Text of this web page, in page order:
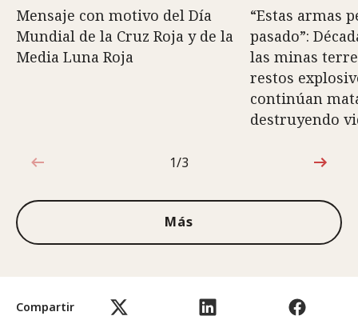
Compartir
Mensaje con motivo del Día
Mundial de la Cruz Roja y de la
Media Luna Roja
“Estas armas
pasado”:
las minas
restos
continúan
destruyendo
1de3
1/3
Más